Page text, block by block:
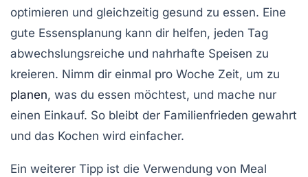
optimieren und gleichzeitig gesund zu essen. Eine
gute Essensplanung kann dir helfen, jeden Tag
abwechslungsreiche und nahrhafte Speisen zu
kreieren. Nimm dir einmal pro Woche Zeit, um zu
planen, was du essen möchtest, und mache nur
einen Einkauf. So bleibt der Familienfrieden gewahrt
und das Kochen wird einfacher.
Ein weiterer Tipp ist die Verwendung von Meal